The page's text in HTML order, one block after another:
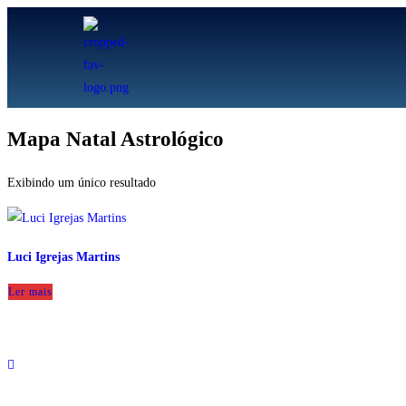
Mapa Natal Astrológico
Exibindo um único resultado
Luci Igrejas Martins
Ler mais